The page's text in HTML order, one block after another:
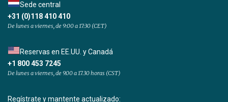
Sede central
+31 (0)118 410 410
De lunes a viernes, de 9:00 a 17:30 (CET)
Reservas en EE.UU. y Canadá
+1 800 453 7245
De lunes a viernes, de 9.00 a 17.30 horas (CST)
Regístrate y mantente actualizado: